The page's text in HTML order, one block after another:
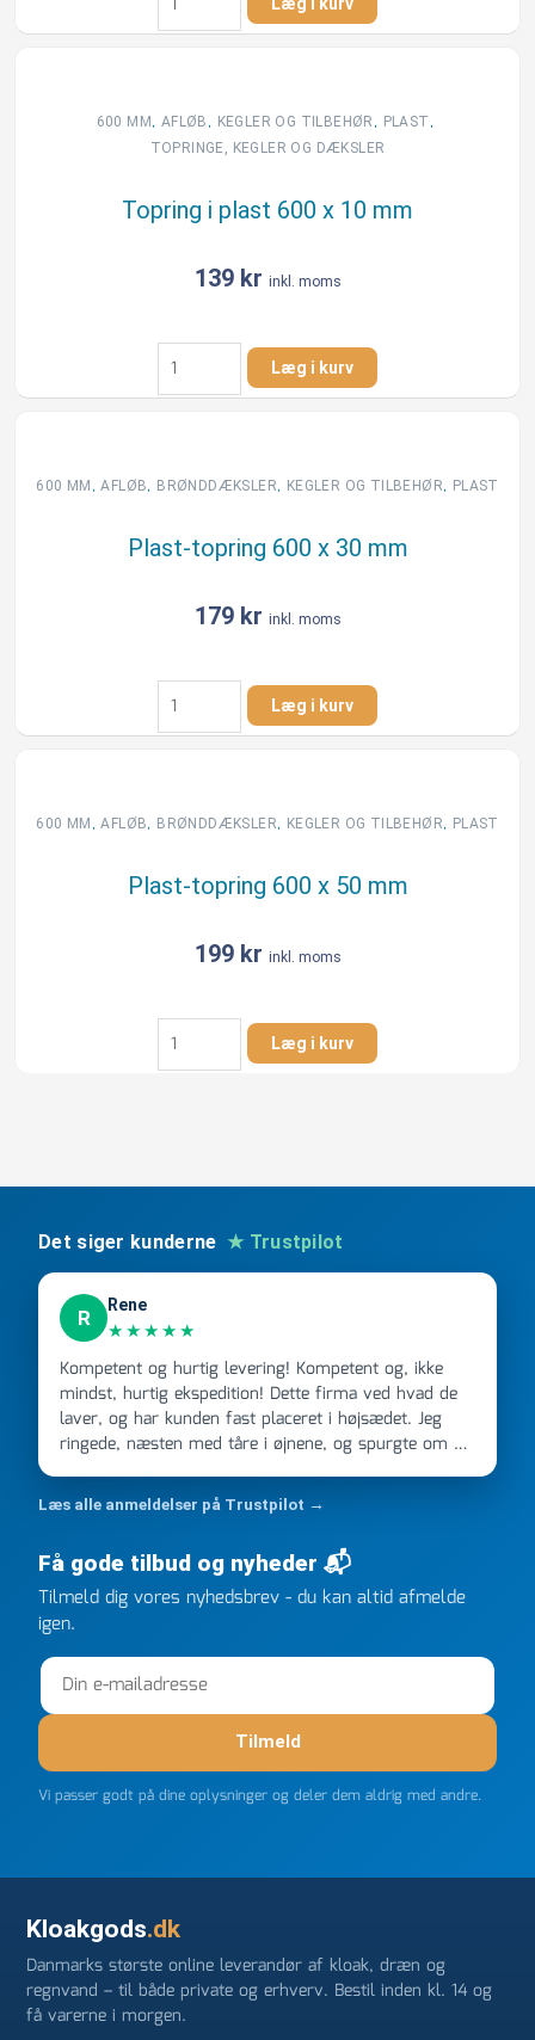
topring
i
Ø
425
9/22
600 MM, AFLØB , KEGLER OG TILBEHØR , PLAST ,
TOPRINGE, KEGLER OG DÆKSLER
Topring i plast 600 x 10 mm
139 kr inkl. moms
Topring
plast
10
antal
Læg i kurv
600 MM ,AFLØB, BRØNDDÆKSLER, KEGLER OG TILBEHØR, PLAST
Plast-topring 600 x 30 mm
179 kr inkl. moms
Plast-
topring
600
mm
Læg i kurv
600 MM ,AFLØB, BRØNDDÆKSLER, KEGLER OG TILBEHØR, PLAST
Plast-topring 600 x 50 mm
199 kr inkl. moms
Plast-
topring
600
antal
Læg i kurv
Det siger kunderne ★ Trustpilot
R
Rene
★★★★★
Kompetent og hurtig levering! Kompetent og, ikke
mindst, hurtig ekspedition! Dette firma ved hvad de
laver, og har kunden fast placeret i højsædet. Jeg
ringede, næsten med tåre i øjnene, og spurgte om de
kunne overholde en 2 måneder gammel aftale. Jeg
ringede onsdag kl 16, og min store ordre kom dagen
efter kl 6.45! Kan slet ikke få armene ned, og næste
gang jeg skal bruge noget, vil jeg ringe til dem
FØRST. De varmeste og venligste hilsner fra Rene
Læs alle anmeldelser på Trustpilot →
Få gode tilbud og nyheder 📬
Tilmeld dig vores nyhedsbrev - du kan altid afmelde
igen.
Tilmeld
Vi passer godt på dine oplysninger og deler dem aldrig med andre.
Kloakgods.dk
Danmarks største online leverandør af kloak, dræn og
regnvand – til både private og erhverv. Bestil inden kl. 14 og
få varerne i morgen.